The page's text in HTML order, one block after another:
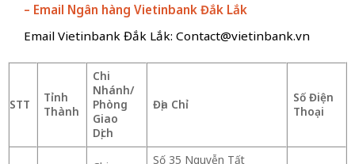
– Email Ngân hàng Vietinbank Đắk Lắk
Email Vietinbank Đắk Lắk: Contact@vietinbank.vn
STT
Tỉnh
Thành
Chi
Nhánh/
Phòng
Giao
Dịch
Địa Chỉ
Số Điện
Thoại
Số 35 Nguyễn Tất